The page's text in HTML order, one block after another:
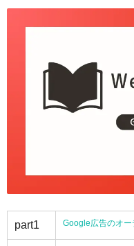
part1 Google広告のオ